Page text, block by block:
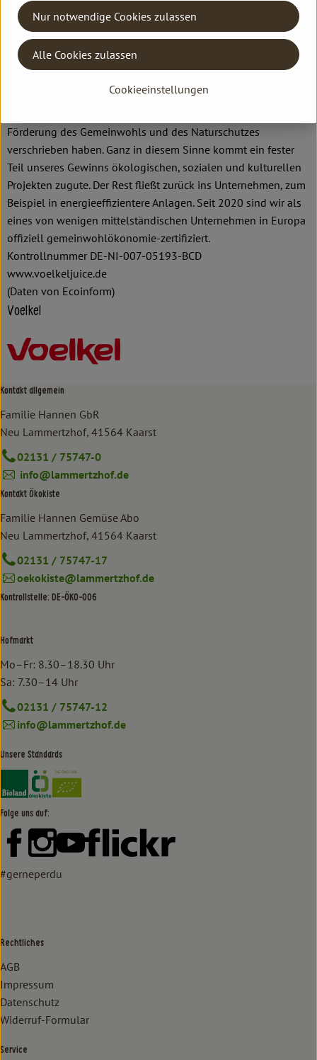
Deutschlands machen wir Saft so, dass alle etwas davon
haben: Unsere Kund*innen, Mitarbeiter*innen,
Anbaupartner*innen und besonders die Natur – und das seit
mehr als 85 Jahren. Wie wir das machen? Mit 100 % Bio und
nicht im Besitz einiger Weniger, sondern gehört zwei
Förderung des Gemeinwohls und des Naturschutzes
verschrieben haben. Ganz in diesem Sinne kommt ein fester
Teil unseres Gewinns ökologischen, sozialen und kulturellen
Projekten zugute. Der Rest fließt zurück ins Unternehmen, zum
Beispiel in energieeffizientere Anlagen. Seit 2020 sind wir als
eines von wenigen mittelständischen Unternehmen in Europa
offiziell gemeinwohlökonomie-zertifiziert.
Kontrollnummer DE-NI-007-05193-BCD
www.voelkeljuice.de
(Daten von Ecoinform)
Voelkel
Kontakt allgemein
Familie Hannen GbR
Neu Lammertzhof, 41564 Kaarst
02131 / 75747-0
info@lammertzhof.de
Kontakt Ökokiste
Familie Hannen Gemüse Abo
Neu Lammertzhof, 41564 Kaarst
02131 / 75747-17
oekokiste@lammertzhof.de
Kontrollstelle: DE-ÖKO-006
Hofmarkt
Mo–Fr: 8.30–18.30 Uhr
Sa: 7.30–14 Uhr
02131 / 75747-12
info@lammertzhof.de
Unsere Standards
Externer Link zu https://www.bioland.de/verbraucher
Externer Link zu https://www.oekokiste.de/
Folge uns auf:
Externer Link zu https://www.facebook.com/lammertzhof/
Externer Link zu https://www.instagram.com/
Externer Link zu https://www.youtube.com/
Externer Link zu https://
#gerneperdu
Rechtliches
AGB
Impressum
Datenschutz
Widerruf-Formular
Service
Cookieeinstellungen
Nur notwendige Cookies zulassen
Alle Cookies zulassen